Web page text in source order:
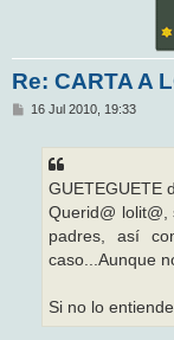
Re: CARTA A
M16 Jul 2010, 19:33
GUETEGUETE
Querid@
padres, así
caso...Aunque
Si no lo